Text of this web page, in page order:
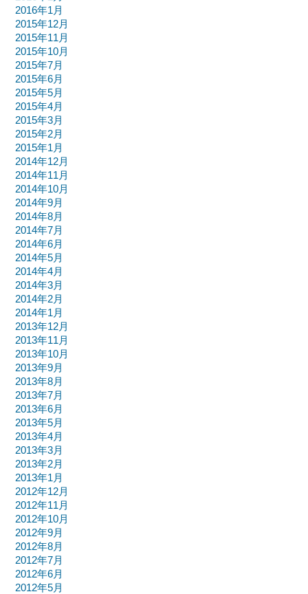
2016年1月
2015年12月
2015年11月
2015年10月
2015年7月
2015年6月
2015年5月
2015年4月
2015年3月
2015年2月
2015年1月
2014年12月
2014年11月
2014年10月
2014年9月
2014年8月
2014年7月
2014年6月
2014年5月
2014年4月
2014年3月
2014年2月
2014年1月
2013年12月
2013年11月
2013年10月
2013年9月
2013年8月
2013年7月
2013年6月
2013年5月
2013年4月
2013年3月
2013年2月
2013年1月
2012年12月
2012年11月
2012年10月
2012年9月
2012年8月
2012年7月
2012年6月
2012年5月